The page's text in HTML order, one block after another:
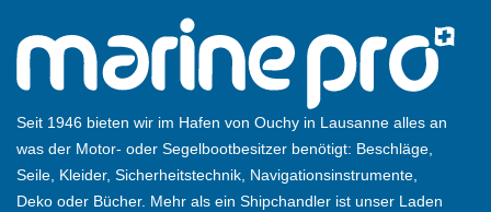
Seit 1946 bieten wir im Hafen von Ouchy in Lausanne alles an
was der Motor- oder Segelbootbesitzer benötigt: Beschläge,
Seile, Kleider, Sicherheitstechnik, Navigationsinstrumente,
Deko oder Bücher. Mehr als ein Shipchandler ist unser Laden